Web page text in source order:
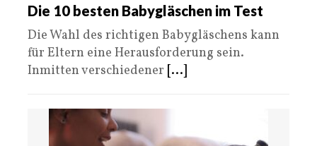
Die 10 besten Babygläschen im Test
Die Wahl des richtigen Babygläschens kann
für Eltern eine Herausforderung sein.
Inmitten verschiedener [...]